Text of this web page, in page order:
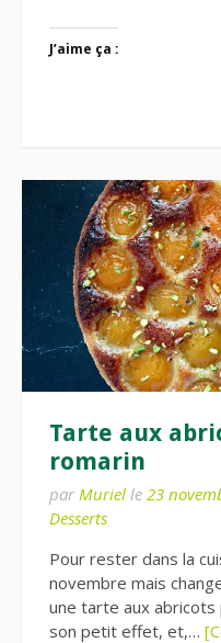
J’aime ça :
Tarte aux
romarin
par Muriel le 23
Desserts
Pour rester dans la
novembre mais
une tarte aux
son petit effet, et,…